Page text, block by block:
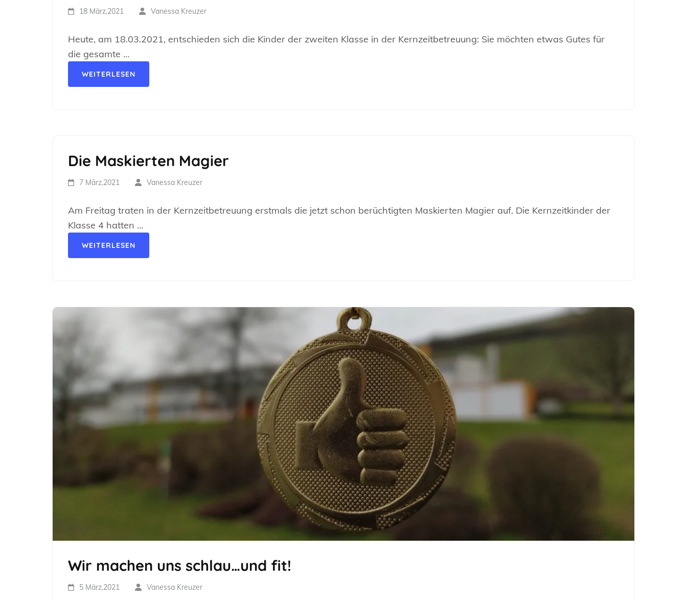
18 März,2021 Vanessa Kreuzer
Heute, am 18.03.2021, entschieden sich die Kinder der zweiten Klasse in der Kernzeitbetreuung: Sie möchten etwas Gutes für
die gesamte …
WEITERLESEN
Die Maskierten Magier
7 März,2021 Vanessa Kreuzer
Am Freitag traten in der Kernzeitbetreuung erstmals die jetzt schon berüchtigten Maskierten Magier auf. Die Kernzeitkinder der
Klasse 4 hatten …
WEITERLESEN
Wir machen uns schlau…und fit!
5 März,2021 Vanessa Kreuzer